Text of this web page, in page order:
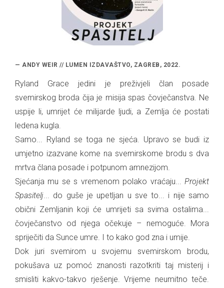
— ANDY WEIR // LUMEN IZDAVAŠTVO, ZAGREB, 2022.
Ryland Grace jedini je preživjeli član posade
svemirskog broda čija je misija spas čovječanstva. Ne
uspije li, umrijet će milijarde ljudi, a Zemlja će postati
ledena kugla.
Samo... Ryland se toga ne sjeća. Upravo se budi iz
umjetno izazvane kome na svemirskome brodu s dva
mrtva člana posade i potpunom amnezijom.
Sjećanja mu se s vremenom polako vraćaju... Projekt
Spasitelj... do guše je upetljan u sve to... i nije samo
obični Zemljanin koji će umrijeti sa svima ostalima...
čovječanstvo od njega očekuje – nemoguće. Mora
spriječiti da Sunce umre. I to kako god zna i umije.
Dok juri svemirom u svojemu svemirskom brodu,
pokušava uz pomoć znanosti razotkriti taj misterij i
smisliti kakvo-takvo rješenje. Vrijeme neumitno teče.